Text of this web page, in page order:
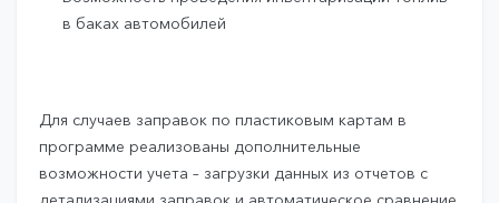
в баках автомобилей
Для случаев заправок по пластиковым картам в
программе реализованы дополнительные
возможности учета – загрузки данных из отчетов с